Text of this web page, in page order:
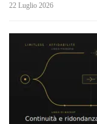
22 Luglio 2026